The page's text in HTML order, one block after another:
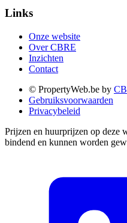
Links
Onze website
Over CBRE
Inzichten
Contact
© PropertyWeb.be by
Gebruiksvoorwaarden
Privacybeleid
Prijzen en huurprijzen op deze
bindend en kunnen worden